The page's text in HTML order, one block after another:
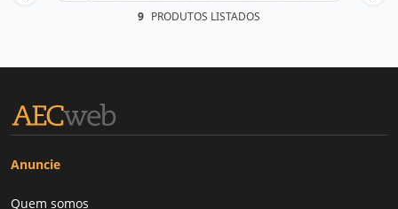
9 PRODUTOS LISTADOS
Anuncie
Quem somos